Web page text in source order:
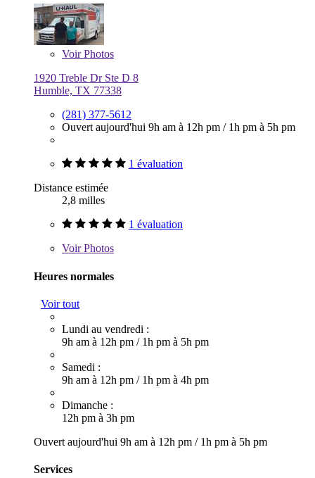
VoirPhotos
1920 Treble Dr Ste D 8
Humble, TX 77338
(281) 377-5612
Ouvert aujourd'hui 9h am à 12h pm / 1h pm à 5h pm
1 évaluation
Distance estimée
2,8 milles
1 évaluation
VoirPhotos
Heures normales
Voir tout
Lundi au vendredi :
9h am à 12h pm / 1h pm à 5h pm
Samedi :
9h am à 12h pm / 1h pm à 4h pm
Dimanche :
12h pm à 3h pm
Ouvert aujourd'hui 9h am à 12h pm / 1h pm à 5h pm
Services